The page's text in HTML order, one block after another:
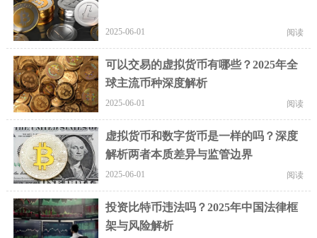
2025-06-01 阅读
可以交易的虚拟货币有哪些？2025年全
球主流币种深度解析
2025-06-01 阅读
虚拟货币和数字货币是一样的吗？深度
解析两者本质差异与监管边界
2025-06-01 阅读
投资比特币违法吗？2025年中国法律框
架与风险解析